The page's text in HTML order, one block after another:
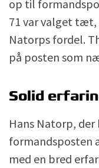
op til
71 var valget tæt,
Natorps fordel.
på posten som
Solid
Hans Natorp,
formandsposten
med en bred